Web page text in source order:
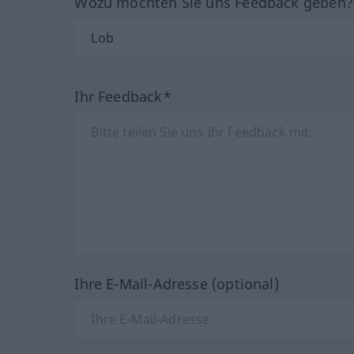
Ihr Feedback*
Ihre E-Mail-Adresse (optional)